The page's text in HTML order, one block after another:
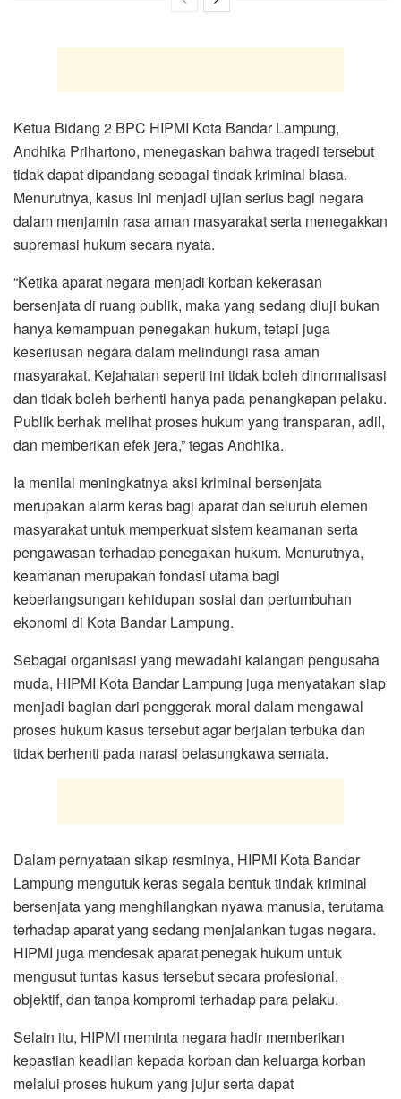
Ketua Bidang 2 BPC HIPMI Kota Bandar Lampung,
Andhika Prihartono, menegaskan bahwa tragedi tersebut
tidak dapat dipandang sebagai tindak kriminal biasa.
Menurutnya, kasus ini menjadi ujian serius bagi negara
dalam menjamin rasa aman masyarakat serta menegakkan
supremasi hukum secara nyata.
“Ketika aparat negara menjadi korban kekerasan
bersenjata di ruang publik, maka yang sedang diuji bukan
hanya kemampuan penegakan hukum, tetapi juga
keseriusan negara dalam melindungi rasa aman
masyarakat. Kejahatan seperti ini tidak boleh dinormalisasi
dan tidak boleh berhenti hanya pada penangkapan pelaku.
Publik berhak melihat proses hukum yang transparan, adil,
dan memberikan efek jera,” tegas Andhika.
Ia menilai meningkatnya aksi kriminal bersenjata
merupakan alarm keras bagi aparat dan seluruh elemen
masyarakat untuk memperkuat sistem keamanan serta
pengawasan terhadap penegakan hukum. Menurutnya,
keamanan merupakan fondasi utama bagi
keberlangsungan kehidupan sosial dan pertumbuhan
ekonomi di Kota Bandar Lampung.
Sebagai organisasi yang mewadahi kalangan pengusaha
muda, HIPMI Kota Bandar Lampung juga menyatakan siap
menjadi bagian dari penggerak moral dalam mengawal
proses hukum kasus tersebut agar berjalan terbuka dan
tidak berhenti pada narasi belasungkawa semata.
Dalam pernyataan sikap resminya, HIPMI Kota Bandar
Lampung mengutuk keras segala bentuk tindak kriminal
bersenjata yang menghilangkan nyawa manusia, terutama
terhadap aparat yang sedang menjalankan tugas negara.
HIPMI juga mendesak aparat penegak hukum untuk
mengusut tuntas kasus tersebut secara profesional,
objektif, dan tanpa kompromi terhadap para pelaku.
Selain itu, HIPMI meminta negara hadir memberikan
kepastian keadilan kepada korban dan keluarga korban
melalui proses hukum yang jujur serta dapat